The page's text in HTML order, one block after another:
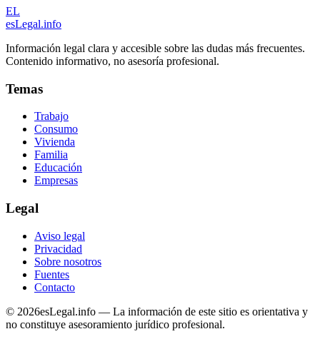
EL
esLegal.info
Información legal clara y accesible sobre las dudas más frecuentes.
Contenido informativo, no asesoría profesional.
Temas
Trabajo
Consumo
Vivienda
Familia
Educación
Empresas
Legal
Aviso legal
Privacidad
Sobre nosotros
Fuentes
Contacto
© 2026esLegal.info — La información de este sitio es orientativa y
no constituye asesoramiento jurídico profesional.